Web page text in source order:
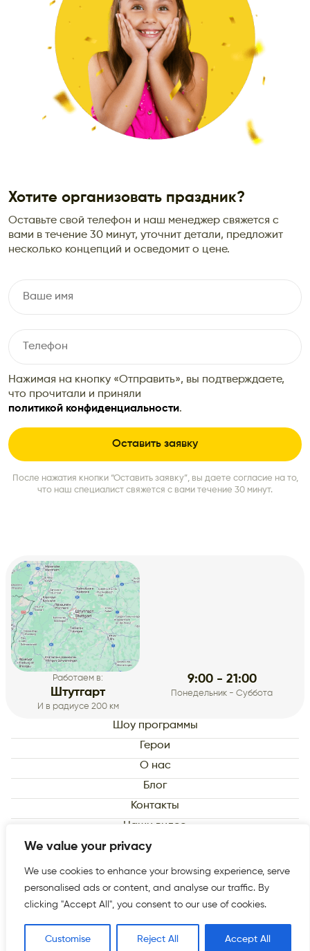
We value your privacy
We use cookies to enhance your browsing experience, serve
personalised ads or content, and analyse our traffic. By
clicking "Accept All", you consent to our use of cookies.
Customise Reject All Accept All
Хотите организовать праздник?
Оставьте свой телефон и наш менеджер свяжется с
вами в течение 30 минут, уточнит детали, предложит
несколько концепций и осведомит о цене.
Нажимая на кнопку «Отправить», вы подтверждаете,
что прочитали и приняли
политикой конфиденциальности.
После нажатия кнопки “Оставить заявку”, вы даете согласие на то,
что наш специалист свяжется с вами течение 30 минут.
Шоу программы
Герои
О нас
Блог
Контакты
Наши видео
Datenschutzerklärung
Impressum
Работаем в:
Штутгарт
И в радиусе 200 км
9:00 - 21:00
Понедельник - Суббота
© 2026 «WowShow» All rights reserved